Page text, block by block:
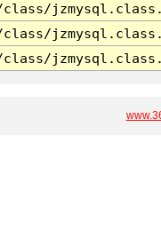
class/
class/
class/